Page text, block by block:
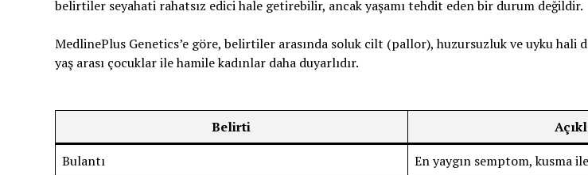
belirtiler seyahati rahatsız edici hale getirebilir, ancak yaşamı tehdit eden bir durum değildir.
MedlinePlus Genetics’e göre, belirtiler arasında soluk cilt (pallor), huzursuzluk ve uyku hali
yaş arası çocuklar ile hamile kadınlar daha duyarlıdır.
Belirti
Bulantı
En yaygın semptom, kusma